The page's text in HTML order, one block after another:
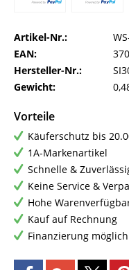
Artikel-Nr.:
EAN:
Hersteller-Nr.:
Gewicht:
Vorteile
Käuferschutz bis
1A-Markenartikel
Schnelle &
Keine Service &
Hohe
Kauf auf Rechnung
Finanzierung möglich